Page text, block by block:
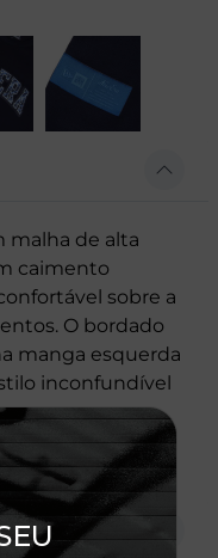
malha de alta
caimento
sobre a
O bordado
manga esquerda
inconfundível